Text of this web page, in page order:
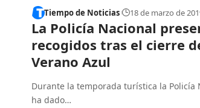
Tiempo de Noticias 18 de marzo de
La Policía Nacional
recogidos tras el cierre
Verano Azul
Durante la temporada turística la
ha dado…